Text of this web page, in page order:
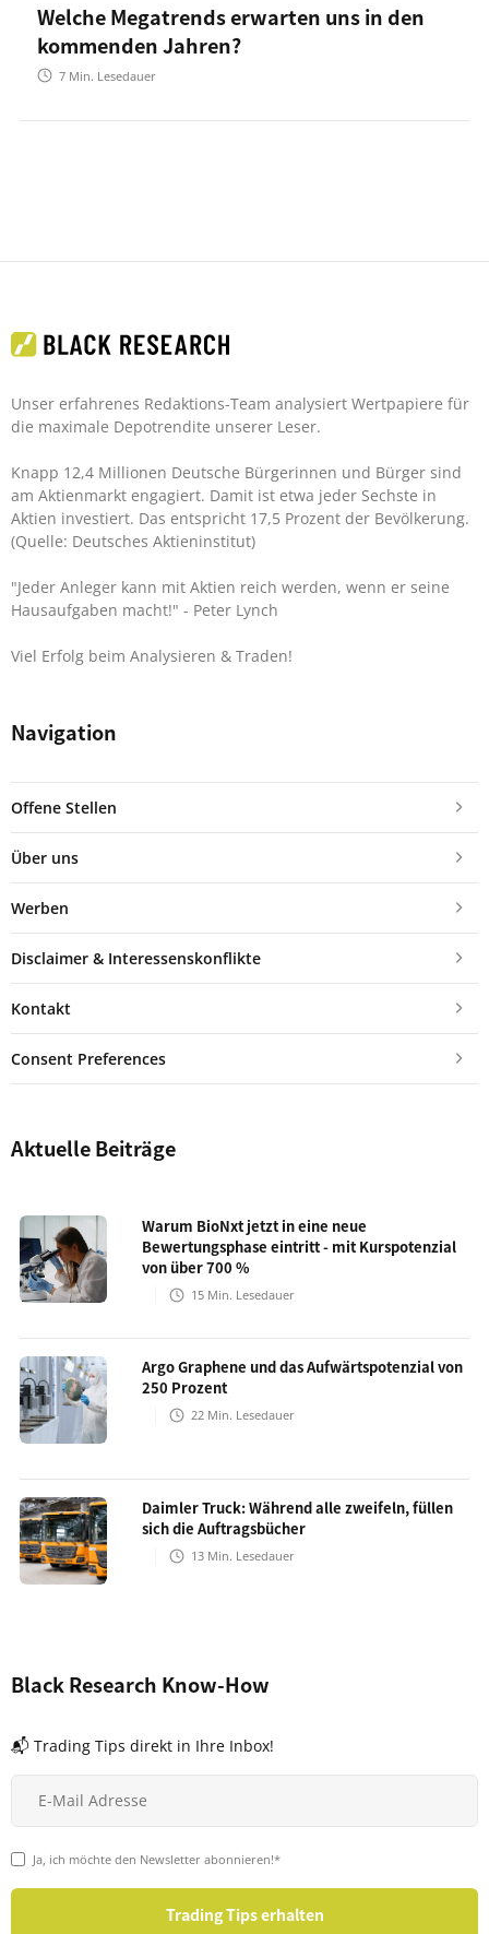
Welche Megatrends erwarten uns in den
kommenden Jahren?
7 Min. Lesedauer
Unser erfahrenes Redaktions-Team analysiert Wertpapiere für
die maximale Depotrendite unserer Leser.
Knapp 12,4 Millionen Deutsche Bürgerinnen und Bürger sind
am Aktienmarkt engagiert. Damit ist etwa jeder Sechste in
Aktien investiert. Das entspricht 17,5 Prozent der Bevölkerung.
(Quelle: Deutsches Aktieninstitut)
"Jeder Anleger kann mit Aktien reich werden, wenn er seine
Hausaufgaben macht!" - Peter Lynch
Viel Erfolg beim Analysieren & Traden!
Navigation
Offene Stellen
Über uns
Werben
Disclaimer & Interessenskonflikte
Kontakt
Consent Preferences
Aktuelle Beiträge
Warum BioNxt jetzt in eine neue
Bewertungsphase eintritt - mit Kurspotenzial
von über 700 %
15 Min. Lesedauer
Argo Graphene und das Aufwärtspotenzial von
250 Prozent
22 Min. Lesedauer
Daimler Truck: Während alle zweifeln, füllen
sich die Auftragsbücher
13 Min. Lesedauer
Black Research Know-How
📬 Trading Tips direkt in Ihre Inbox!
Ja, ich möchte den Newsletter abonnieren!*